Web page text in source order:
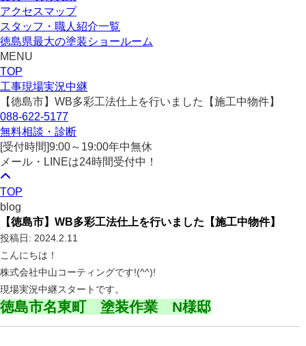
アクセスマップ
スタッフ・職人紹介一覧
徳島県最大の塗装ショールーム
MENU
TOP
工事現場実況中継
【徳島市】WB多彩工法仕上を行いました【施工中物件】
088-622-5177
無料相談・診断
[受付時間]9:00～19:00年中無休
メール・LINEは24時間受付中！
TOP
blog
【徳島市】WB多彩工法仕上を行いました【施工中物件】
投稿日: 2024.2.11
こんにちは！
株式会社中山コーティングです!(^^)!
現場実況中継スタートです。
徳島市名東町 塗装作業 N様邸